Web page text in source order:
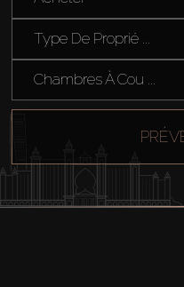
Vendre
Hors Plan
About Us
Type De Proprié ...
Chambres À Cou ...